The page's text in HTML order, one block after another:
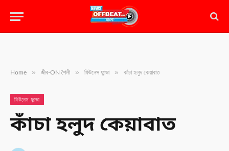
Home » জীব-ON শৈলী » ফিটনেস ফান্ডা » কাঁচা হলুদ কেয়াবাত
ফিটনেস ফান্ডা
কাঁচা হলুদ কেয়াবাত